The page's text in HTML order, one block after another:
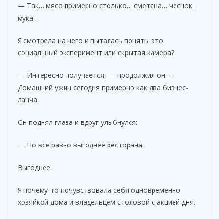
— Так… мясо примерно столько… сметана… чеснок…
мука…
Я смотрела на него и пыталась понять: это
социальный эксперимент или скрытая камера?
— Интересно получается, — продолжил он. —
Домашний ужин сегодня примерно как два бизнес-
ланча.
Он поднял глаза и вдруг улыбнулся:
— Но всё равно выгоднее ресторана.
Выгоднее.
Я почему-то почувствовала себя одновременно
хозяйкой дома и владельцем столовой с акцией дня.